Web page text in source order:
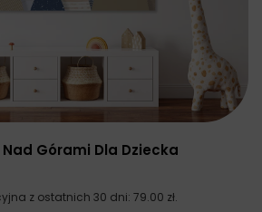
Górami Dla Dziecka
z ostatnich 30 dni: 79.00 zł.